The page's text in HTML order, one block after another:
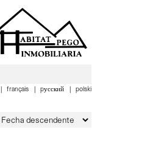
français pусский polski